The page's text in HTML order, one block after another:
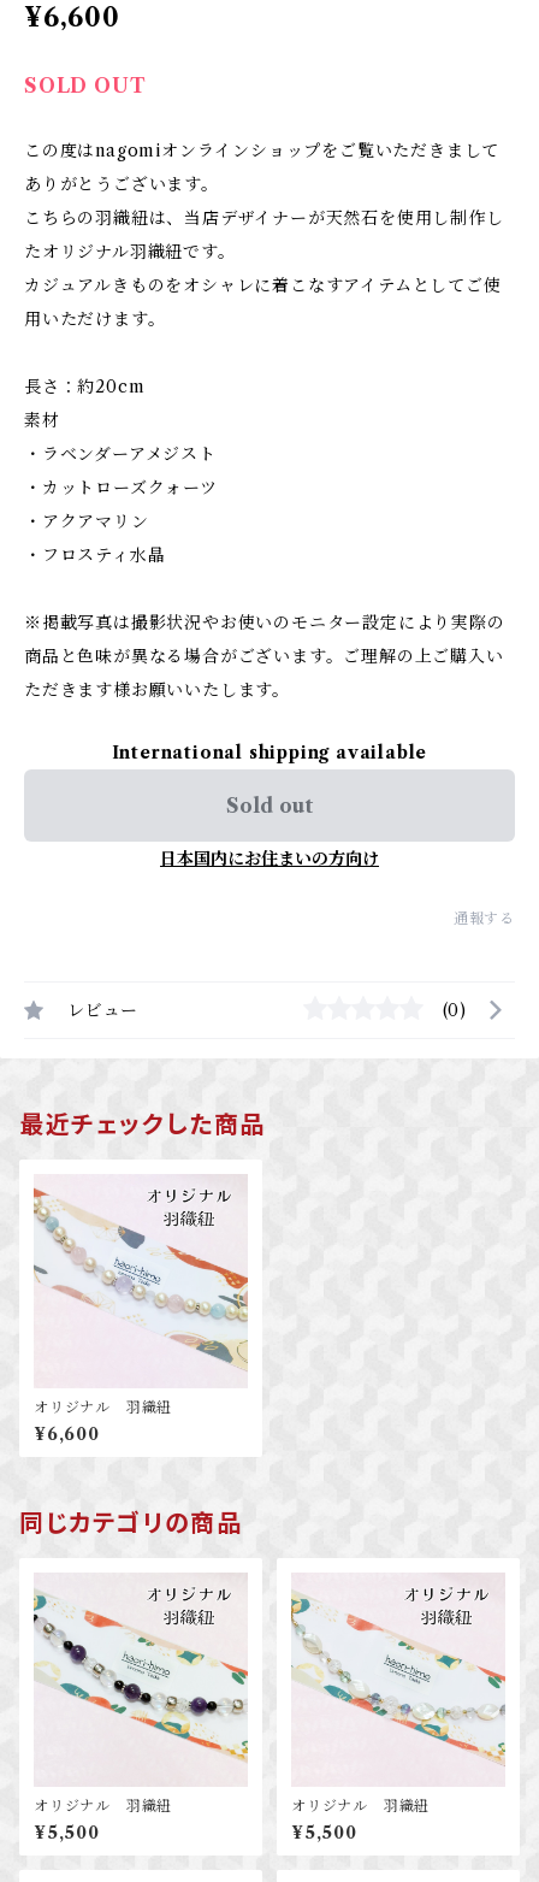
¥6,600
SOLD OUT
この度はnagomiオンラインショップをご覧いただきまして
ありがとうございます。
こちらの羽織紐は、当店デザイナーが天然石を使用し制作し
たオリジナル羽織紐です。
カジュアルきものをオシャレに着こなすアイテムとしてご使
用いただけます。
長さ：約20cm
素材
・ラベンダーアメジスト
・カットローズクォーツ
・アクアマリン
・フロスティ水晶
※掲載写真は撮影状況やお使いのモニター設定により実際の
商品と色味が異なる場合がございます。ご理解の上ご購入い
ただきます様お願いいたします。
International shipping available
Sold out
日本国内にお住まいの方向け
通報する
レビュー (0)
最近チェックした商品
オリジナル 羽織紐
¥6,600
同じカテゴリの商品
オリジナル 羽織紐
¥5,500
オリジナル 羽織紐
¥5,500